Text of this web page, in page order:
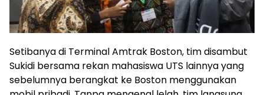
Setibanya di Terminal Amtrak Boston, tim disambut
Sukidi bersama rekan mahasiswa UTS lainnya yang
sebelumnya berangkat ke Boston menggunakan